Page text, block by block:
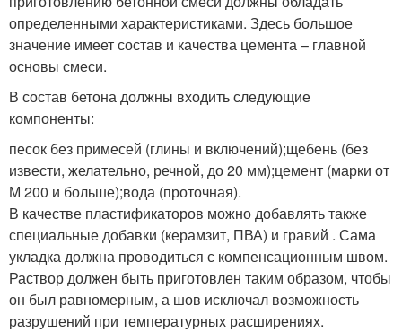
определенными характеристиками. Здесь большое
значение имеет состав и качества цемента – главной
основы смеси.
В состав бетона должны входить следующие
компоненты:
песок без примесей (глины и включений);щебень (без
извести, желательно, речной, до 20 мм);цемент (марки от
М 200 и больше);вода (проточная).
В качестве пластификаторов можно добавлять также
специальные добавки (керамзит, ПВА) и гравий . Сама
укладка должна проводиться с компенсационным швом.
Раствор должен быть приготовлен таким образом, чтобы
он был равномерным, а шов исключал возможность
разрушений при температурных расширениях.